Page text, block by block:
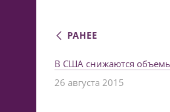
РАНЕЕ
В США снижаются
26 августа 2015